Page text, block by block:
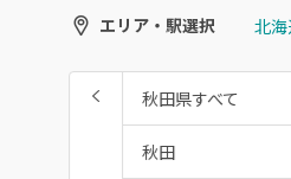
エリア・駅選択
秋田県すべて
秋田